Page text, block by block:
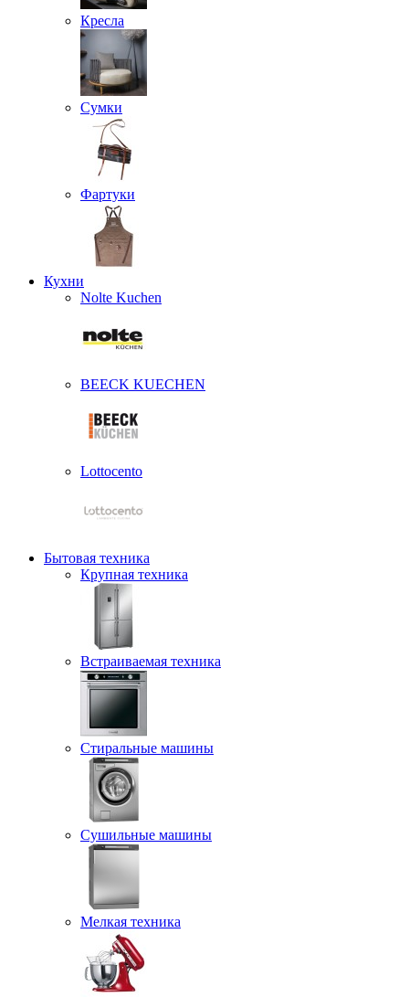
Кресла
Сумки
Фартуки
Кухни
Nolte Kuchen
BEECK KUECHEN
Lottocento
Бытовая техника
Крупная техника
Встраиваемая техника
Стиральные машины
Сушильные машины
Мелкая техника